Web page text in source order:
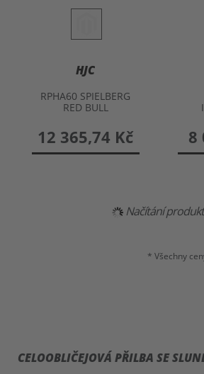
HJC
RPHA60 SPIELBERG
RED BULL
12 365,74 Kč 8
Načítání
* Všechny
CELOOBLIČEJOVÁ PŘILBA SE